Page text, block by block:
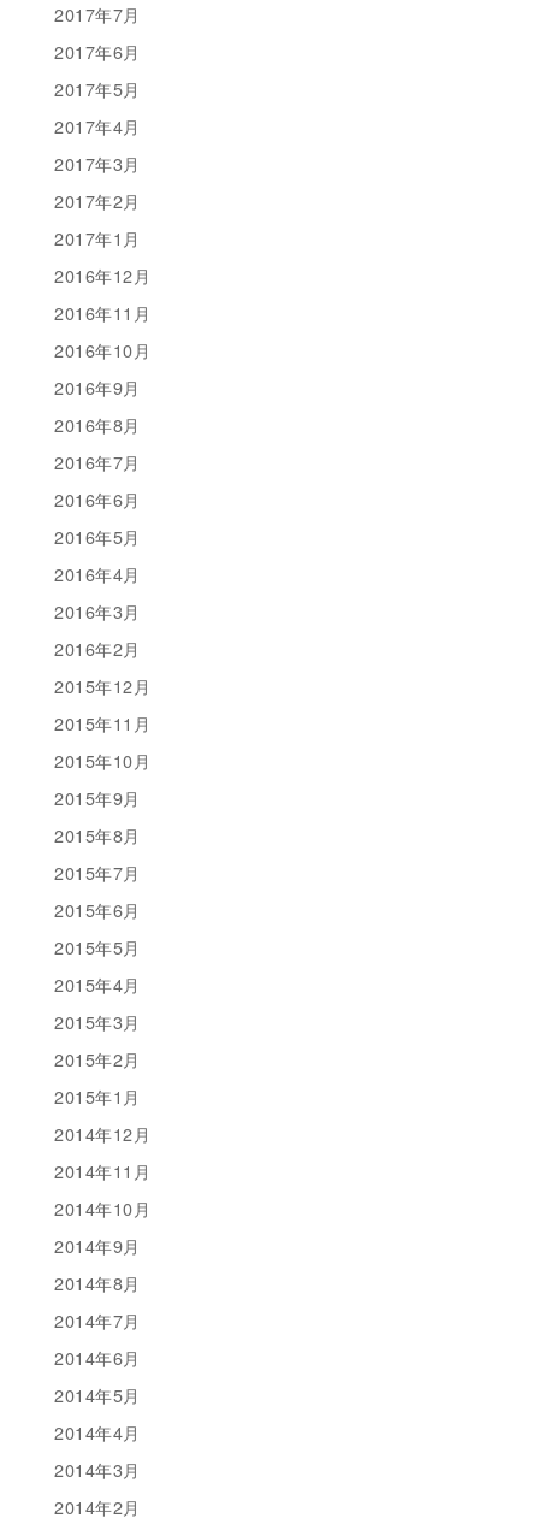
2017年7月
2017年6月
2017年5月
2017年4月
2017年3月
2017年2月
2017年1月
2016年12月
2016年11月
2016年10月
2016年9月
2016年8月
2016年7月
2016年6月
2016年5月
2016年4月
2016年3月
2016年2月
2015年12月
2015年11月
2015年10月
2015年9月
2015年8月
2015年7月
2015年6月
2015年5月
2015年4月
2015年3月
2015年2月
2015年1月
2014年12月
2014年11月
2014年10月
2014年9月
2014年8月
2014年7月
2014年6月
2014年5月
2014年4月
2014年3月
2014年2月